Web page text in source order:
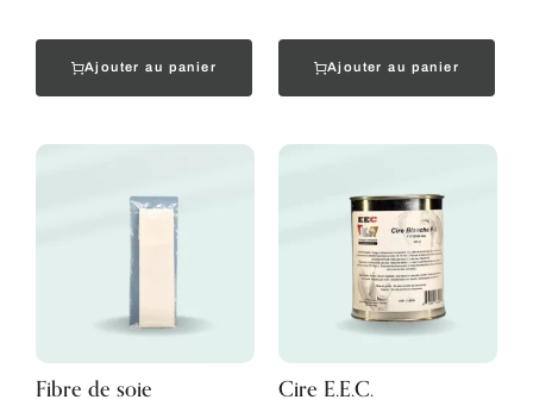
Ajouter au panier Ajouter au panier
Fibre de soie Cire E.E.C.